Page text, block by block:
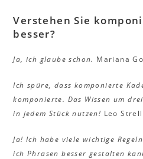
Verstehen Sie
besser?
Ja, ich glaube schon. Mariana
Ich spüre, dass komponierte
komponierte. Das Wissen um
in jedem Stück nutzen! Leo
Ja! Ich habe viele wichtige
ich Phrasen besser gestalten